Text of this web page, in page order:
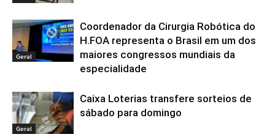
Geral
Coordenador da Cirurgia Robótica do
H.FOA representa o Brasil em um dos
maiores congressos mundiais da
especialidade
Geral
Caixa Loterias transfere sorteios de
sábado para domingo